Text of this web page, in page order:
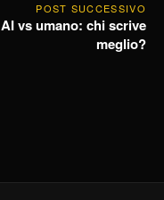
POST SUCCESSIVO
AI vs umano: chi scrive
meglio?